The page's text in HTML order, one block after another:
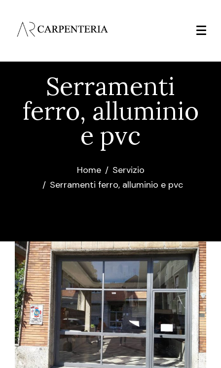
Serramenti
ferro, alluminio
e pvc
Home
Servizio
Serramenti ferro, alluminio e pvc